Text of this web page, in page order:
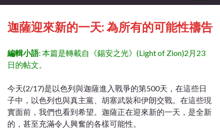
迦薩迎來新的一天: 為所有的可能性禱告
編輯小語: 本篇是轉載自《錫安之光》(Light of Zion)2月23
日的帖文。
今天(2/17)是以色列與迦薩進入戰爭的第500天，在這些日
子中，以色列也與真主黨、胡塞武裝和伊朗交戰。在這些現
實面前，我們也看到希望。迦薩正在迎來新的一天，是全新
的，甚至充滿令人興奮的各樣可能性。